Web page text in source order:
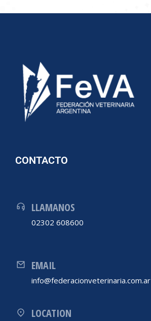
CONTACTO
LLAMANOS
02302 608600
EMAIL
info@federacionveterinaria.com.ar
LOCATION